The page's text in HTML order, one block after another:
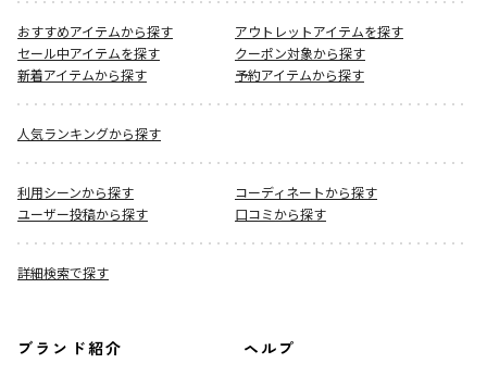
おすすめアイテムから探す
アウトレットアイテムを探す
セール中アイテムを探す
クーポン対象から探す
新着アイテムから探す
予約アイテムから探す
人気ランキングから探す
利用シーンから探す
コーディネートから探す
ユーザー投稿から探す
口コミから探す
詳細検索で探す
ブランド紹介 ヘルプ